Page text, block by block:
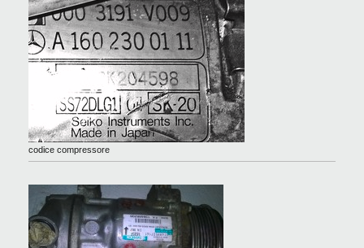
codice compressore